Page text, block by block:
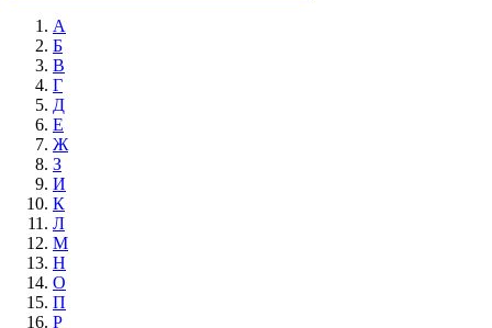
А
Б
В
Г
Д
Е
Ж
З
И
К
Л
М
Н
О
П
Р